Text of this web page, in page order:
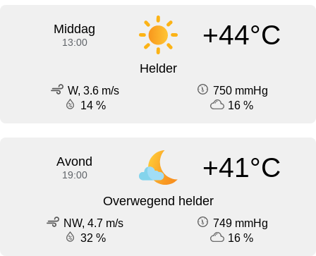
Middag
13:00 +44°C
Helder
W, 3.6 m/s
750 mmHg
14 %
16 %
Avond
19:00 +41°C
Overwegend helder
NW, 4.7 m/s
749 mmHg
32 %
16 %